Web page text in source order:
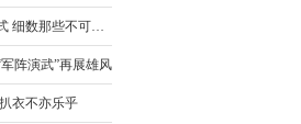
国产大尺度的正确打开方式 细数那些不可描述的羞羞页游
阵演武”再展雄风
衣不亦乐乎